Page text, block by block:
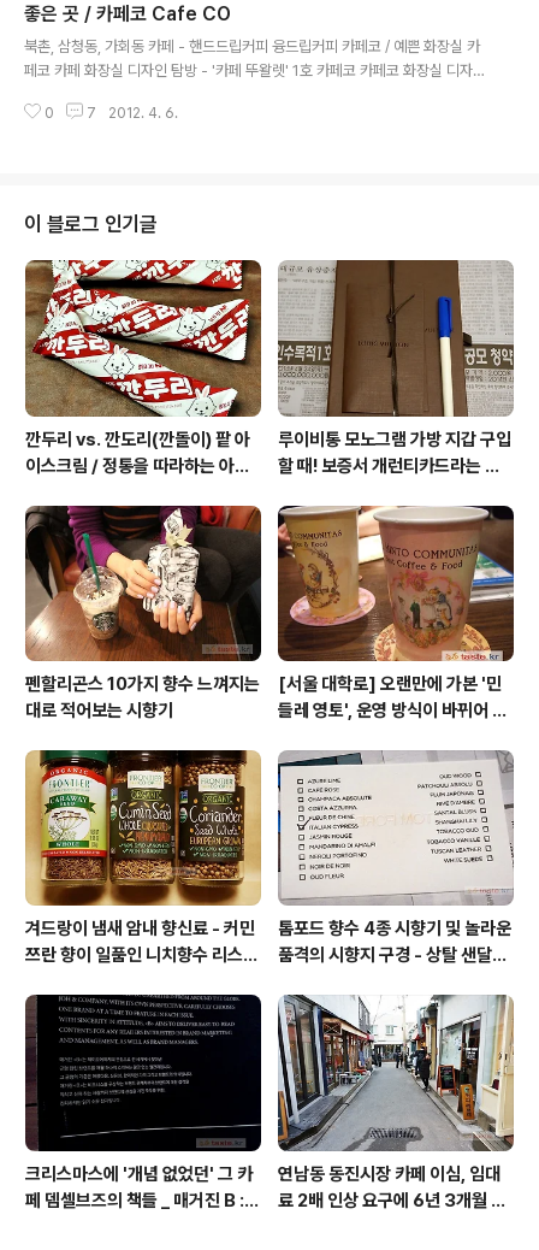
트)는 문을 닫은 신발공장 건물을 개조해서 카페와 공연장
으로 재탄생시켜, 보편이 가진 상식의 틀을 깨는 공간 정서
를 보여주는 독특한 비주얼을 보여주는 곳이다. 무연탄에
줬었다. 화장실 역시 공장의 일부 공간에 상하수도 설비를
좋은 곳 / 카페코 Cafe CO
북촌, 삼청동, 가회동 카페 - 핸드드립커피 융드립커피 카페코 / 예쁜 화장실 카
페코 카페 화장실 디자인 탐방 - '카페 뚜왈렛' 1호 카페코 카페코 화장실 디자인
견해이며 최종 확인일 이후 변화가 있을 경우 서두에 반영합니다. 처음 카페코
점 / 카페코 - 옛스러운 집기와 커피장비로 꾸며진 분위기 좋은 카페 / 카페코 -
착하고 영민한 쿠폰적립카드를 운영하는 카페 - 다동커피집, 삼청동..
0 7 2012. 4. 6.
이 블로그 인기글
깐두리 vs. 깐도리(깐돌이) 팥 아
이스크림 / 정통을 따라하는 아류
스크림
루이비통 모노그램 가방 지갑 구입
할 때! 보증서 개런티카드라는 것
펜할리곤스 10가지 향수 느껴지는
대로 적어보는 시향기
[서울 대학로] 오랜만에 가본 '민
들레 영토', 운영 방식이 바뀌어 있
겨드랑이 냄새 암내 향신료 - 커민
쯔란 향이 일품인 니치향수 리스
펜할리곤스, 아틀리에 코롱 더 디
퍼런트 컴퍼니
톰포드 향수 4종 시향기 및 놀라운
품격의 시향지 구경 - 상탈 샌달우
노
크리스마스에 '개념 없었던' 그 카
페 뎀셀브즈의 책들 _ 매거진 B :
연남동 동진시장 카페 이심, 임대
료 2배 인상 요구에 6년 3개월 연